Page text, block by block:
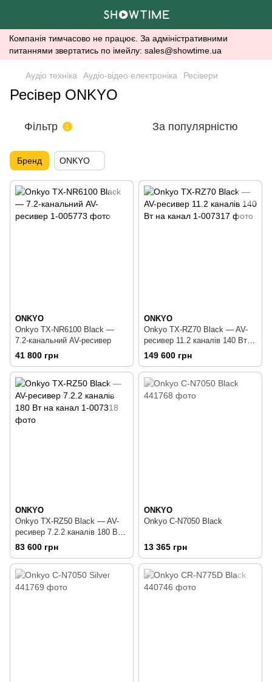
Компанія тимчасово не працює. За адміністративними
питаннями звертатись по імейлу: sales@showtime.ua
Аудіо техніка Аудіо-відео електроніка Ресівери
Ресівер ONKYO
Фільтр 1 За популярністю
Бренд ONKYO
ONKYO
Onkyo TX-NR6100 Black —
7.2-канальний AV-ресивер
41 800 грн
ONKYO
Onkyo TX-RZ70 Black — AV-
ресивер 11.2 каналів 140 Вт
на канал
149 600 грн
ONKYO
Onkyo TX-RZ50 Black — AV-
ресивер 7.2.2 каналів 180 Вт
на канал
83 600 грн
ONKYO
Onkyo C-N7050 Black
13 365 грн